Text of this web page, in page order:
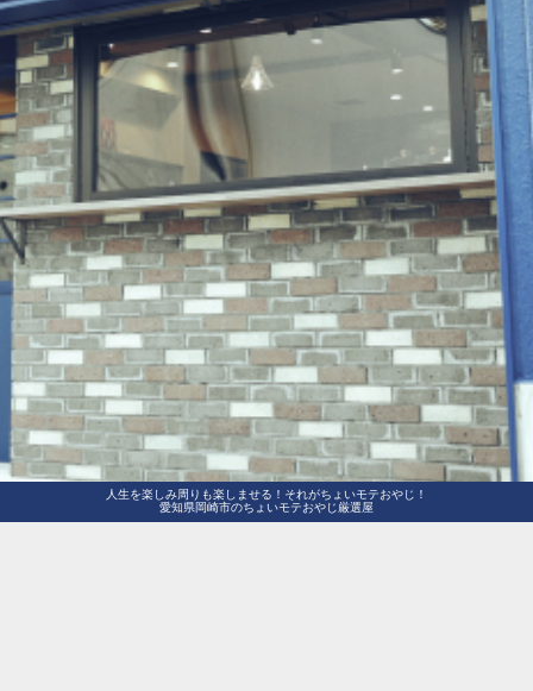
人生を楽しみ周りも楽しませる！それがちょいモテおやじ！
愛知県岡崎市のちょいモテおやじ厳選屋